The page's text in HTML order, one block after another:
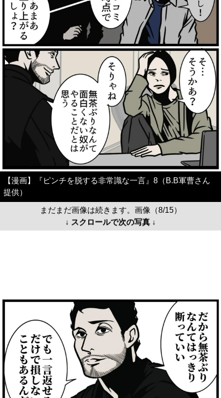
【漫画】『ピンチを脱する非常識な一言』8（B.B軍曹さん
提供）
まだまだ画像は続きます。画像（8/15）
↓ スクロールで次の写真 ↓